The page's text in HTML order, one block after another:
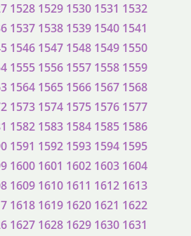
1528 1529 1530 1531 1532
1537 1538 1539 1540 1541
1546 1547 1548 1549 1550
1555 1556 1557 1558 1559
1564 1565 1566 1567 1568
1573 1574 1575 1576 1577
1582 1583 1584 1585 1586
1591 1592 1593 1594 1595
1600 1601 1602 1603 1604
1609 1610 1611 1612 1613
1618 1619 1620 1621 1622
1627 1628 1629 1630 1631